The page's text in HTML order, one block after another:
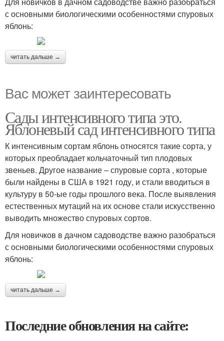
с основными биологическими особенностями спуровых
яблонь:
читать дальше →
Вас может заинтересовать
Сады интенсивного типа это.
Яблоневый сад интенсивного типа
К интенсивным сортам яблонь относятся такие сорта, у
которых преобладает кольчаточный тип плодовых
звеньев. Другое название – спуровые сорта , которые
были найдены в США в 1921 году, и стали вводиться в
культуру в 50-ые годы прошлого века. После выявления
естественных мутаций на их основе стали искусственно
выводить множество спуровых сортов.
Для новичков в дачном садоводстве важно разобраться
с основными биологическими особенностями спуровых
яблонь:
читать дальше →
Последние обновления на сайте: